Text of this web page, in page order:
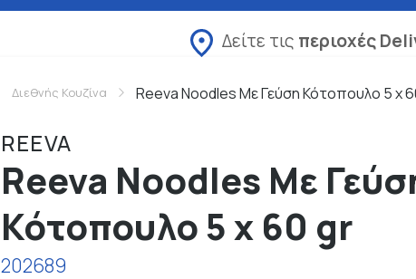
Δείτε τις περιοχές
Διεθνής Κουζίνα Reeva Noodles Με Γεύση Κότοπουλο 5 x
REEVA
Reeva Noodles Με
Κότοπουλο 5 x 60 gr
202689